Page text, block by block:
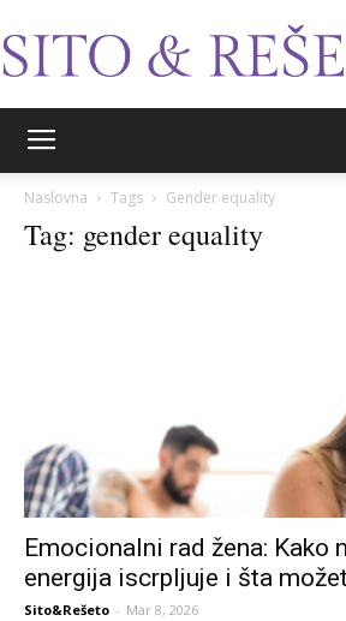
Naslovna Tags Gender equality
Tag: gender equality
Emocionalni rad žena: Kako
energija iscrpljuje i šta
Sito&Rešeto - Mar 8, 2026